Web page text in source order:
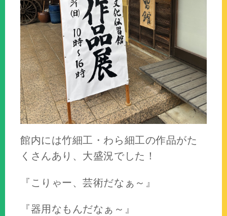
館内には竹細工・わら細工の作品がた
くさんあり、大盛況でした！
『こりゃー、芸術だなぁ～』
『器用なもんだなぁ～』